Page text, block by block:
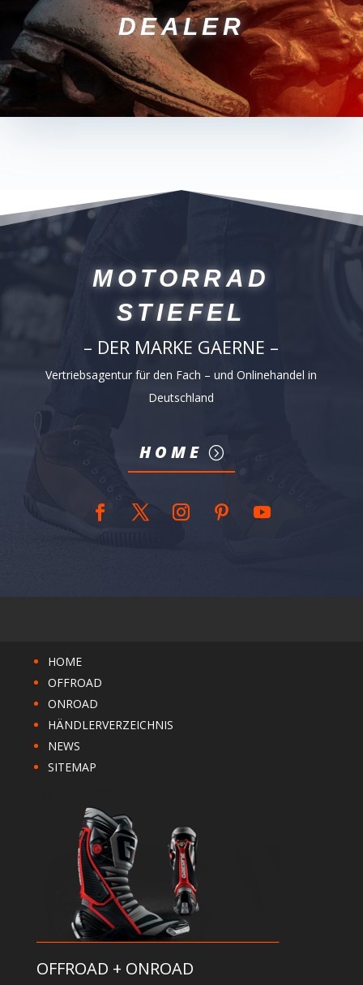
DEALER
MOTORRAD
STIEFEL
– DER MARKE GAERNE –
Vertriebsagentur für den Fach – und Onlinehandel in
Deutschland
HOME
HOME
OFFROAD
ONROAD
HÄNDLERVERZEICHNIS
NEWS
SITEMAP
OFFROAD + ONROAD